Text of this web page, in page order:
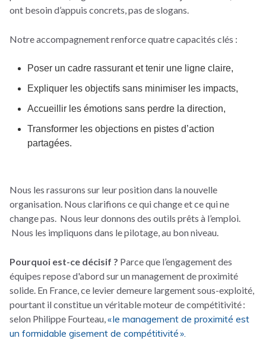
ont besoin d’appuis concrets, pas de slogans.
Notre accompagnement renforce quatre capacités clés :
Poser un cadre rassurant et tenir une ligne claire,
Expliquer les objectifs sans minimiser les impacts,
Accueillir les émotions sans perdre la direction,
Transformer les objections en pistes d’action
partagées.
Nous les rassurons sur leur position dans la nouvelle
organisation. Nous clarifions ce qui change et ce qui ne
change pas. Nous leur donnons des outils prêts à l’emploi.
Nous les impliquons dans le pilotage, au bon niveau.
Pourquoi est-ce décisif ? Parce que l’engagement des
équipes repose d'abord sur un management de proximité
solide. En France, ce levier demeure largement sous-exploité,
pourtant il constitue un véritable moteur de compétitivité :
selon Philippe Fourteau,« le management de proximité est
un formidable gisement de compétitivité ».